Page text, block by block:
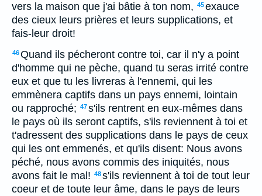
vers la maison que j'ai bâtie à ton nom, 45exauce
des cieux leurs prières et leurs supplications, et
fais-leur droit!
46Quand ils pécheront contre toi, car il n'y a point
d'homme qui ne pèche, quand tu seras irrité contre
eux et que tu les livreras à l'ennemi, qui les
emmènera captifs dans un pays ennemi, lointain
ou rapproché; 47s'ils rentrent en eux-mêmes dans
le pays où ils seront captifs, s'ils reviennent à toi et
t'adressent des supplications dans le pays de ceux
qui les ont emmenés, et qu'ils disent: Nous avons
péché, nous avons commis des iniquités, nous
avons fait le mal! 48s'ils reviennent à toi de tout leur
coeur et de toute leur âme, dans le pays de leurs